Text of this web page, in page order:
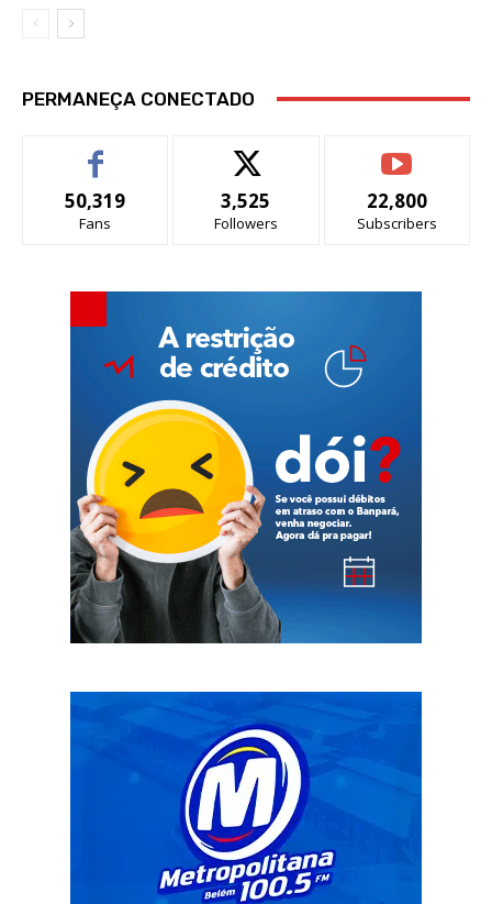
PERMANEÇA CONECTADO
50,319
Fans
3,525
Followers
22,800
Subscribers